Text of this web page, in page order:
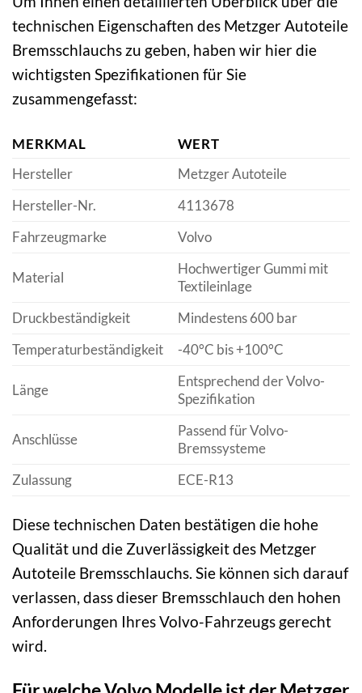
technischen Eigenschaften des Metzger Autoteile
Bremsschlauchs zu geben, haben wir hier die
wichtigsten Spezifikationen für Sie
zusammengefasst:
MERKMAL
WERT
Hersteller
Metzger Autoteile
Hersteller-Nr.
4113678
Fahrzeugmarke
Volvo
Material
Hochwertiger Gummi mit
Textileinlage
Druckbeständigkeit
Mindestens 600 bar
Temperaturbeständigkeit
-40°C bis +100°C
Länge
Entsprechend der Volvo-
Spezifikation
Anschlüsse
Passend für Volvo-
Bremssysteme
Zulassung
ECE-R13
Diese technischen Daten bestätigen die hohe
Qualität und die Zuverlässigkeit des Metzger
Autoteile Bremsschlauchs. Sie können sich darauf
verlassen, dass dieser Bremsschlauch den hohen
Anforderungen Ihres Volvo-Fahrzeugs gerecht
wird.